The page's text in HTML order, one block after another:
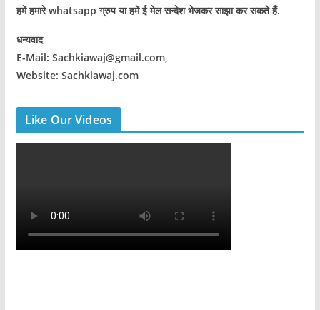
हमें हमारे whatsapp ग्रुप या हमें ई मेल सन्देश भेजकर साझा कर सकते हैं.
धन्यवाद
E-Mail: Sachkiawaj@gmail.com,
Website: Sachkiawaj.com
Like Our Videos